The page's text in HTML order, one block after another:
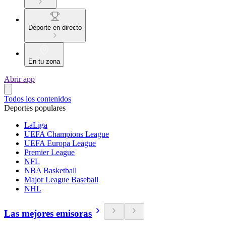
Deporte en directo
En tu zona
Abrir app
Todos los contenidos
Deportes populares
LaLiga
UEFA Champions League
UEFA Europa League
Premier League
NFL
NBA Basketball
Major League Baseball
NHL
Las mejores emisoras